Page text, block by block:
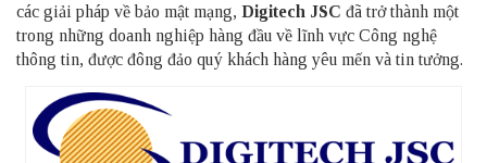
các giải pháp về bảo mật mạng, Digitech JSC đã trở thành một
trong những doanh nghiệp hàng đầu về lĩnh vực Công nghệ
thông tin, được đông đảo quý khách hàng yêu mến và tin tưởng.